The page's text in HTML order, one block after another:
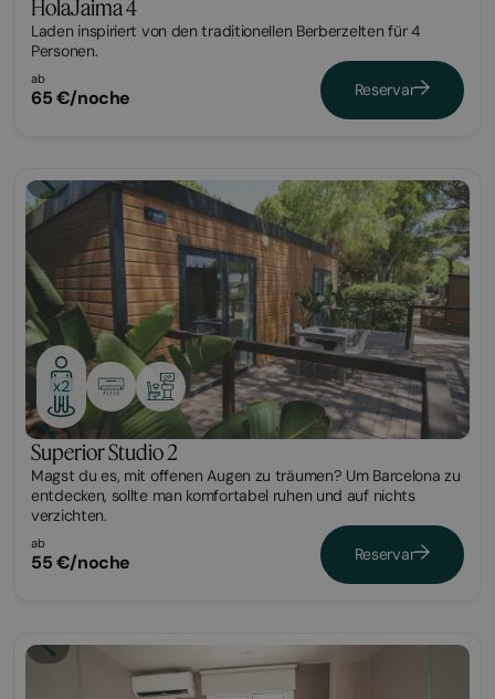
HolaJaima 4
Laden inspiriert von den traditionellen Berberzelten für 4
Personen.
ab
65 €/noche Reservar
Bungalow
x2
Superior Studio 2
Magst du es, mit offenen Augen zu träumen? Um Barcelona zu
entdecken, sollte man komfortabel ruhen und auf nichts
verzichten.
ab
55 €/noche Reservar
Habitación